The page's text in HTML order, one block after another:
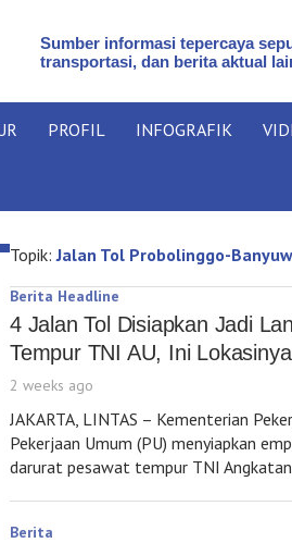
Sumber informasi tepercaya
transportasi, dan berita aktual
PROFIL INFOGRAFIK
Topik: Jalan Tol Probolinggo-
Berita Headline
4 Jalan Tol Disiapkan Jadi
Tempur TNI AU, Ini Lokasinya
2 weeks ago
JAKARTA, LINTAS – Kementerian
Pekerjaan Umum (PU) menyiapkan
darurat pesawat tempur TNI
Berita